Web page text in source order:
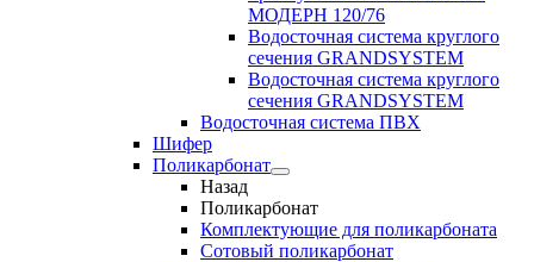
МОДЕРН 120/76
Водосточная система круглого
сечения GRANDSYSTEM
Водосточная система круглого
сечения GRANDSYSTEM
Водосточная система ПВХ
Шифер
Поликарбонат
Назад
Поликарбонат
Комплектующие для поликарбоната
Сотовый поликарбонат